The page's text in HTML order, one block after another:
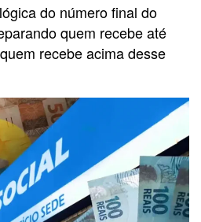
do número final do
quem recebe até
recebe acima desse